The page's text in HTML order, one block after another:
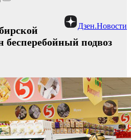
Дзен.Новости
бесперебойный подвоз